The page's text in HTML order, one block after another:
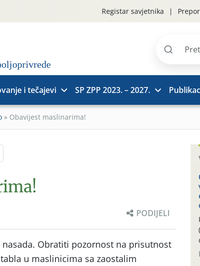
Registar savjetnika
Pretraži
i tečajevi SP ZPP 2023. – 2027.
» Obavijest maslinarima!
PODIJELI
Obratiti pozornost na prisutnost
u maslinicima sa zaostalim